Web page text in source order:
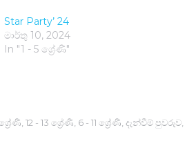
Star Party’ 24
මාර්තු 10, 2024
In "1 - 5 ශ්‍රේණි"
12 - 13 ශ්‍රේණි 6 - 11 ශ්‍රේණි දැන්වීම් පුවරුව